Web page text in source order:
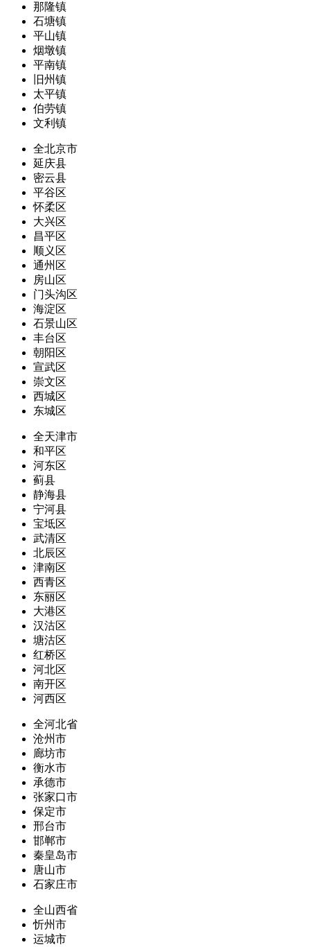
那隆镇
石塘镇
平山镇
烟墩镇
平南镇
旧州镇
太平镇
伯劳镇
文利镇
全北京市
延庆县
密云县
平谷区
怀柔区
大兴区
昌平区
顺义区
通州区
房山区
门头沟区
海淀区
石景山区
丰台区
朝阳区
宣武区
崇文区
西城区
东城区
全天津市
和平区
河东区
蓟县
静海县
宁河县
宝坻区
武清区
北辰区
津南区
西青区
东丽区
大港区
汉沽区
塘沽区
红桥区
河北区
南开区
河西区
全河北省
沧州市
廊坊市
衡水市
承德市
张家口市
保定市
邢台市
邯郸市
秦皇岛市
唐山市
石家庄市
全山西省
忻州市
运城市